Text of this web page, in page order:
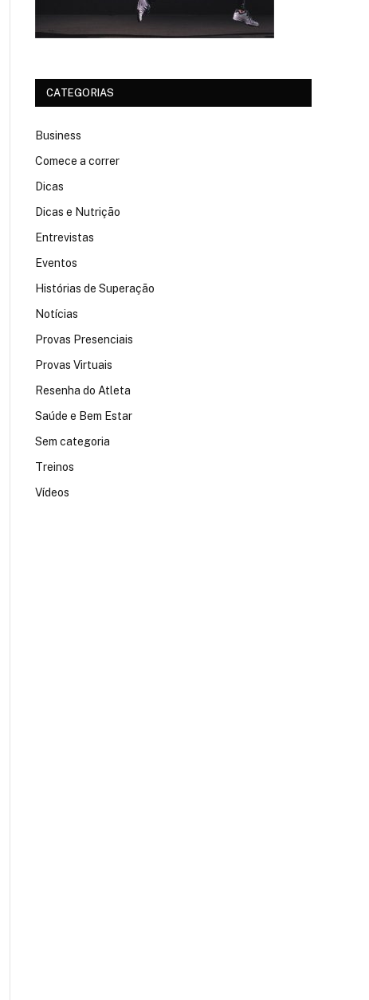
CATEGORIAS
Business
Comece a correr
Dicas
Dicas e Nutrição
Entrevistas
Eventos
Histórias de Superação
Notícias
Provas Presenciais
Provas Virtuais
Resenha do Atleta
Saúde e Bem Estar
Sem categoria
Treinos
Vídeos